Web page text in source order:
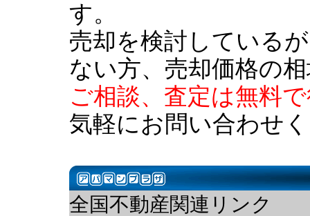
す。
売却を検討している
ない方、売却価格の
ご相談、査定は無料
気軽にお問い合わせ
全国不動産関連リンク